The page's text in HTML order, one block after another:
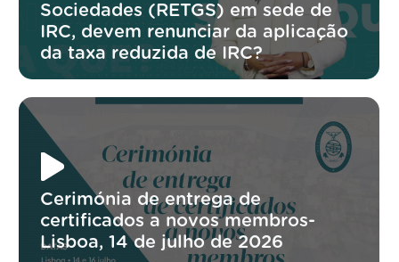
Sociedades (RETGS) em sede de
IRC, devem renunciar da aplicação
da taxa reduzida de IRC?
Cerimónia de entrega de
certificados a novos membros-
Lisboa, 14 de julho de 2026